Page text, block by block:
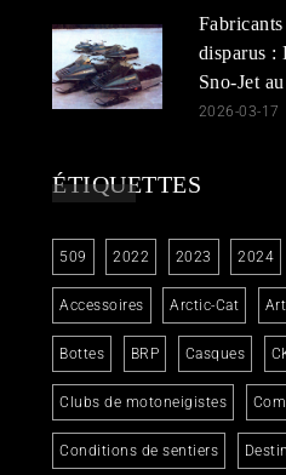
disparus :
Sno-Jet
2026-03-17
ÉTIQUETTES
509 2022 2023 2024
Accessoires Arctic-Cat
Bottes BRP Casques
Clubs de motoneigistes
Conditions de sentiers